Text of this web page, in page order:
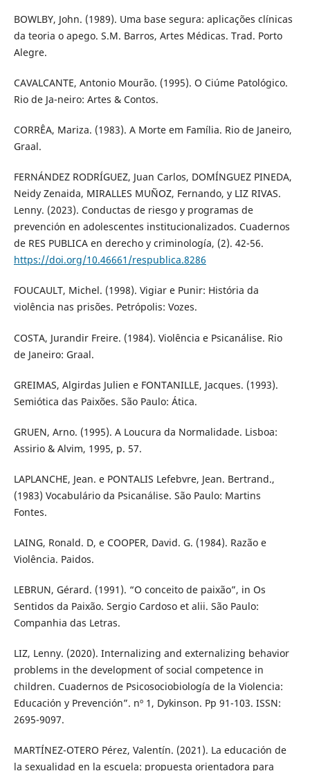
BOWLBY, John. (1989). Uma base segura: aplicações clínicas
da teoria o apego. S.M. Barros, Artes Médicas. Trad. Porto
Alegre.
CAVALCANTE, Antonio Mourão. (1995). O Ciúme Patológico.
Rio de Ja-neiro: Artes & Contos.
CORRÊA, Mariza. (1983). A Morte em Família. Rio de Janeiro,
Graal.
FERNÁNDEZ RODRÍGUEZ, Juan Carlos, DOMÍNGUEZ PINEDA,
Neidy Zenaida, MIRALLES MUÑOZ, Fernando, y LIZ RIVAS.
Lenny. (2023). Conductas de riesgo y programas de
prevención en adolescentes institucionalizados. Cuadernos
de RES PUBLICA en derecho y criminología, (2). 42-56.
https://doi.org/10.46661/respublica.8286
FOUCAULT, Michel. (1998). Vigiar e Punir: História da
violência nas prisões. Petrópolis: Vozes.
COSTA, Jurandir Freire. (1984). Violência e Psicanálise. Rio
de Janeiro: Graal.
GREIMAS, Algirdas Julien e FONTANILLE, Jacques. (1993).
Semiótica das Paixões. São Paulo: Ática.
GRUEN, Arno. (1995). A Loucura da Normalidade. Lisboa:
Assirio & Alvim, 1995, p. 57.
LAPLANCHE, Jean. e PONTALIS Lefebvre, Jean. Bertrand.,
(1983) Vocabulário da Psicanálise. São Paulo: Martins
Fontes.
LAING, Ronald. D, e COOPER, David. G. (1984). Razão e
Violência. Paidos.
LEBRUN, Gérard. (1991). “O conceito de paixão”, in Os
Sentidos da Paixão. Sergio Cardoso et alii. São Paulo:
Companhia das Letras.
LIZ, Lenny. (2020). Internalizing and externalizing behavior
problems in the development of social competence in
children. Cuadernos de Psicosociobiología de la Violencia:
Educación y Prevención”. nº 1, Dykinson. Pp 91-103. ISSN:
2695-9097.
MARTÍNEZ-OTERO Pérez, Valentín. (2021). La educación de
la sexualidad en la escuela: propuesta orientadora para